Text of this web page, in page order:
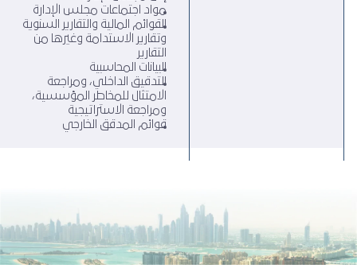
مواد اجتماعات مجلس الإدارة
القوائم المالية والتقارير السنوية
وتقارير الاستدامة وغيرها من
التقارير
البيانات المحاسبية
التدقيق الداخلي، ومراجعة
الامتثال للمخاطر المؤسسية،
ومراجعة الاستراتيجية
قوائم المدقق الخارجي